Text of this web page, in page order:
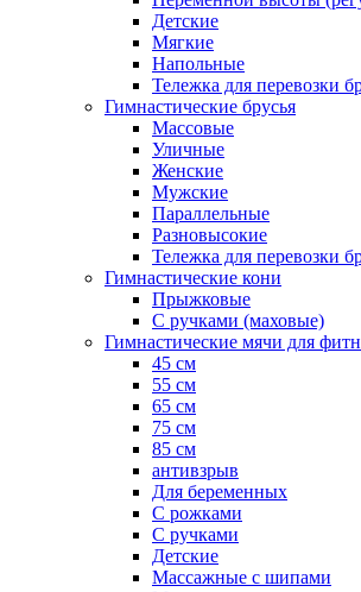
Детские
Мягкие
Напольные
Тележка для перевозки
Гимнастические брусья
Массовые
Уличные
Женские
Мужские
Параллельные
Разновысокие
Тележка для перевозки
Гимнастические кони
Прыжковые
С ручками (маховые)
Гимнастические мячи для
45 см
55 см
65 см
75 см
85 см
антивзрыв
Для беременных
С рожками
С ручками
Детские
Массажные с шипами